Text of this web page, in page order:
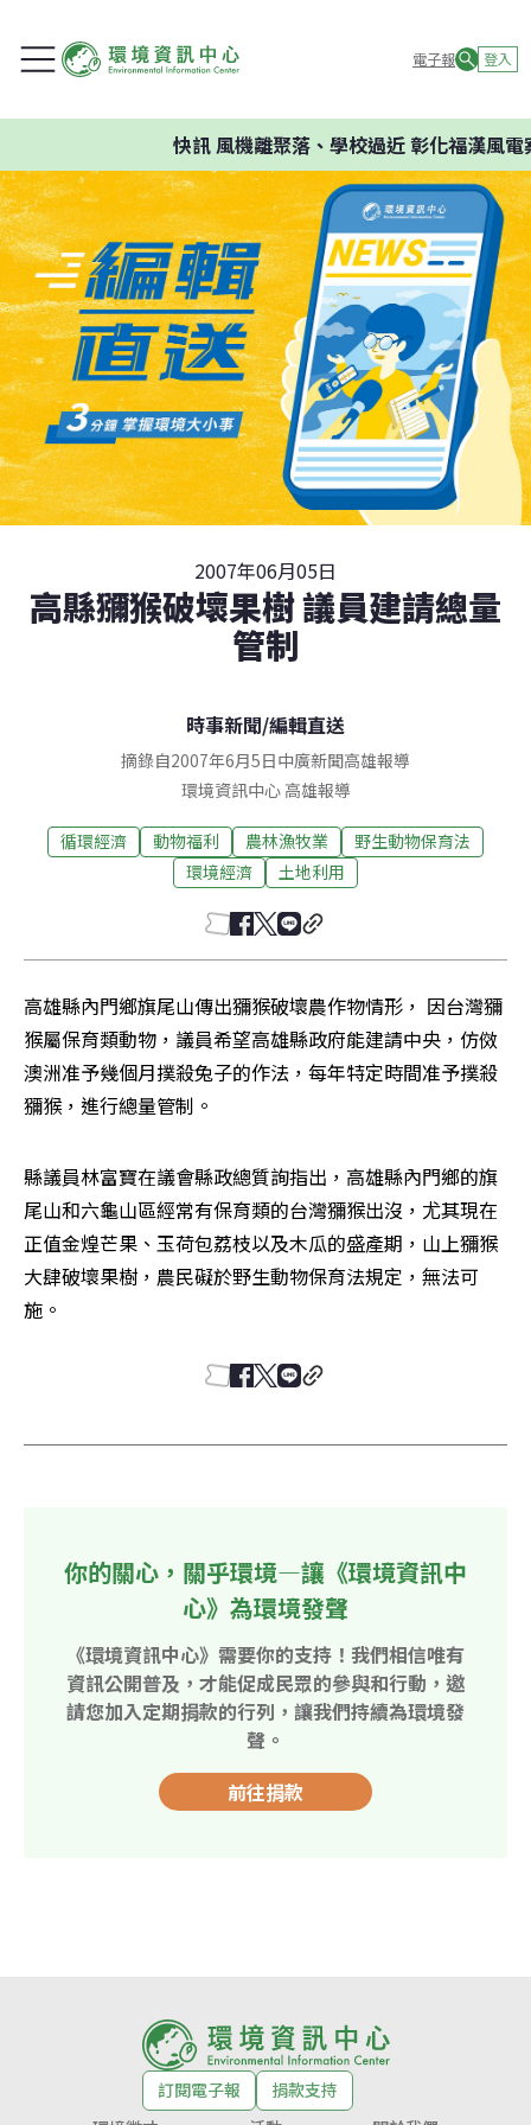
電子報 登入
快訊風機離聚落、學校過近 彰化福漢風電
2007年06月05日
高縣獼猴破壞果樹 議員建請總量
管制
時事新聞/編輯直送
摘錄自2007年6月5日中廣新聞高雄報導
環境資訊中心 高雄報導
循環經濟 動物福利 農林漁牧業
野生動物保育法
環境經濟
土地利用
高雄縣內門鄉旗尾山傳出獼猴破壞農作物情形， 因台灣獼
猴屬保育類動物，議員希望高雄縣政府能建請中央，仿傚
澳洲准予幾個月撲殺兔子的作法，每年特定時間准予撲殺
獼猴，進行總量管制。
縣議員林富寶在議會縣政總質詢指出，高雄縣內門鄉的旗
尾山和六龜山區經常有保育類的台灣獼猴出沒，尤其現在
正值金煌芒果、玉荷包荔枝以及木瓜的盛產期，山上獼猴
大肆破壞果樹，農民礙於野生動物保育法規定，無法可
施。
你的關心，關乎環境—讓《環境資訊中
心》為環境發聲
《環境資訊中心》需要你的支持！我們相信唯有
資訊公開普及，才能促成民眾的參與和行動，邀
請您加入定期捐款的行列，讓我們持續為環境發
聲。
前往捐款
訂閱電子報
捐款支持